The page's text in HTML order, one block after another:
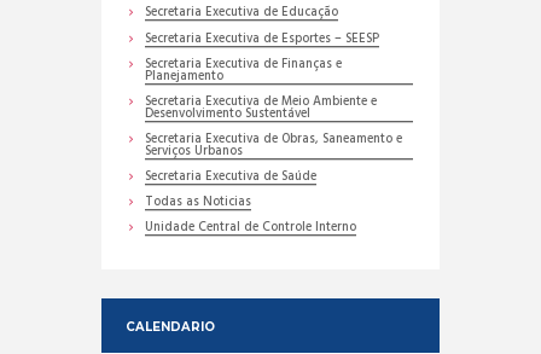
Secretaria Executiva de Educação
Secretaria Executiva de Esportes – SEESP
Secretaria Executiva de Finanças e
Planejamento
Secretaria Executiva de Meio Ambiente e
Desenvolvimento Sustentável
Secretaria Executiva de Obras, Saneamento e
Serviços Urbanos
Secretaria Executiva de Saúde
Todas as Noticias
Unidade Central de Controle Interno
CALENDARIO